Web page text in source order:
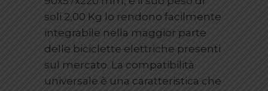
soli 2,00 Kg lo rendono facilmente
integrabile nella maggior parte
delle biciclette elettriche presenti
sul mercato. La compatibilità
universale è una caratteristica che